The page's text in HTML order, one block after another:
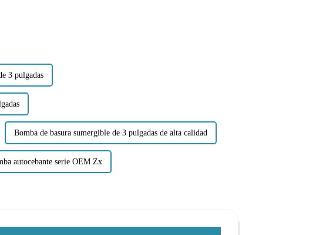
3 pulgadas
Bomba de basura sumergible de 3 pulgadas de alta calidad
autocebante serie OEM Zx